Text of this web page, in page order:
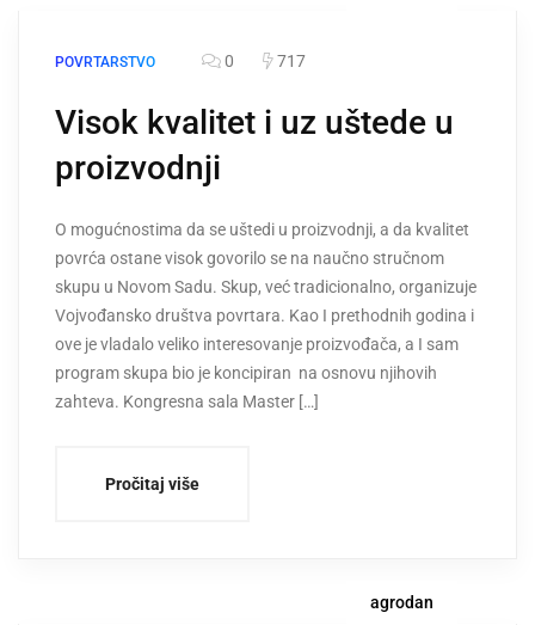
POVRTARSTVO 0 717
Visok kvalitet i uz uštede u
proizvodnji
O mogućnostima da se uštedi u proizvodnji, a da kvalitet
povrća ostane visok govorilo se na naučno stručnom
skupu u Novom Sadu. Skup, već tradicionalno, organizuje
Vojvođansko društva povrtara. Kao I prethodnih godina i
ove je vladalo veliko interesovanje proizvođača, a I sam
program skupa bio je koncipiran na osnovu njihovih
zahteva. Kongresna sala Master […]
Pročitaj više
agrodan